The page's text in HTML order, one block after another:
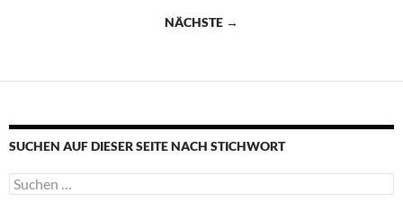
NÄCHSTE →
SUCHEN AUF DIESER SEITE NACH STICHWORT
Suche
nach: